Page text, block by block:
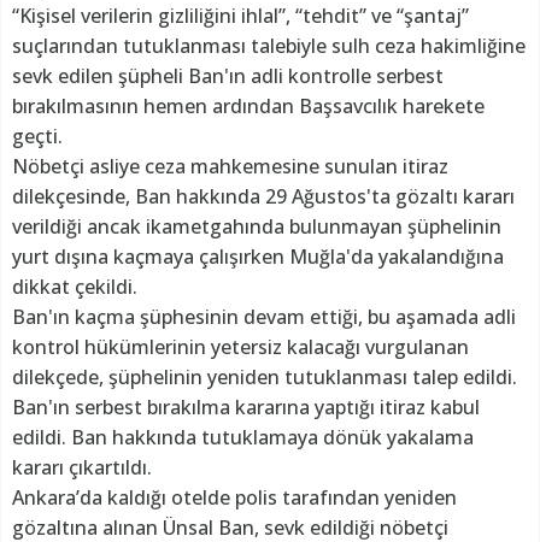
“Kişisel verilerin gizliliğini ihlal”, “tehdit” ve “şantaj”
suçlarından tutuklanması talebiyle sulh ceza hakimliğine
sevk edilen şüpheli Ban'ın adli kontrolle serbest
bırakılmasının hemen ardından Başsavcılık harekete
geçti.
Nöbetçi asliye ceza mahkemesine sunulan itiraz
dilekçesinde, Ban hakkında 29 Ağustos'ta gözaltı kararı
verildiği ancak ikametgahında bulunmayan şüphelinin
yurt dışına kaçmaya çalışırken Muğla'da yakalandığına
dikkat çekildi.
Ban'ın kaçma şüphesinin devam ettiği, bu aşamada adli
kontrol hükümlerinin yetersiz kalacağı vurgulanan
dilekçede, şüphelinin yeniden tutuklanması talep edildi.
Ban'ın serbest bırakılma kararına yaptığı itiraz kabul
edildi. Ban hakkında tutuklamaya dönük yakalama
kararı çıkartıldı.
Ankara’da kaldığı otelde polis tarafından yeniden
gözaltına alınan Ünsal Ban, sevk edildiği nöbetçi